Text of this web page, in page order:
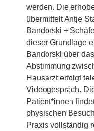
werden. Die
übermittelt Antje
Bandorski +
dieser Grundlage
Bandorski über
Abstimmung
Hausarzt erfolgt
Videogespräch.
Patient*innen
physischen
Praxis vollständig